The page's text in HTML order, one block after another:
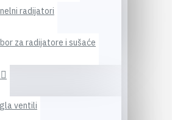
radijatori
za radijatore i sušaće
ventili